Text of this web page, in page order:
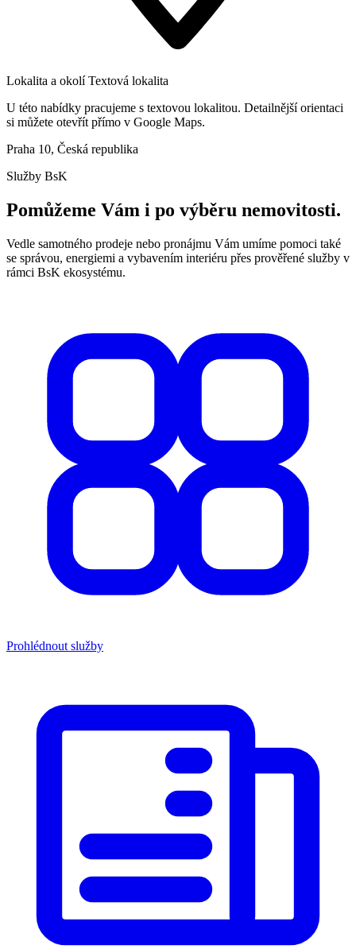
Lokalita a okolí Textová lokalita
U této nabídky pracujeme s textovou lokalitou. Detailnější orientaci
si můžete otevřít přímo v Google Maps.
Praha 10, Česká republika
Služby BsK
Pomůžeme Vám i po výběru nemovitosti.
Vedle samotného prodeje nebo pronájmu Vám umíme pomoci také
se správou, energiemi a vybavením interiéru přes prověřené služby v
rámci BsK ekosystému.
Prohlédnout služby